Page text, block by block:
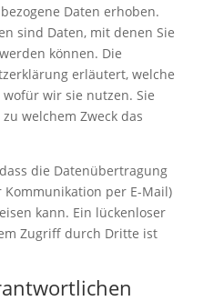
Daten erhoben.
sind Daten, mit denen Sie
können. Die
erläutert, welche
wir sie nutzen. Sie
welchem Zweck das
die Datenübertragung
per E-Mail)
kann. Ein lückenloser
Zugriff durch Dritte ist